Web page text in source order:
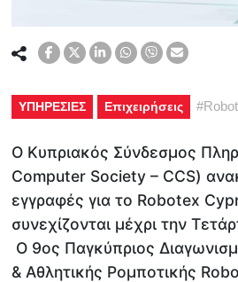
ΥΠΗΡΕΣΙΕΣ Επιχειρήσεις #
Ο Κυπριακός Σύνδεσμος
Computer Society – CCS)
εγγραφές για το Robotex
συνεχίζονται μέχρι την
Ο 9ος Παγκύπριος
& Αθλητικής Ρομποτικής